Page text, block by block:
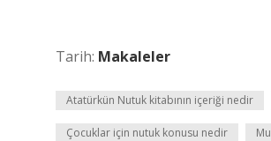
Tarih: Makaleler
Atatürkün Nutuk kitabının içeriği nedir
Çocuklar için nutuk konusu nedir